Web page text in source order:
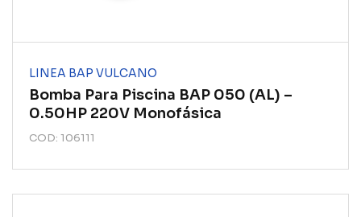
LINEA BAP VULCANO
Bomba Para Piscina BAP 050 (AL) –
0.50HP 220V Monofásica
COD: 106111